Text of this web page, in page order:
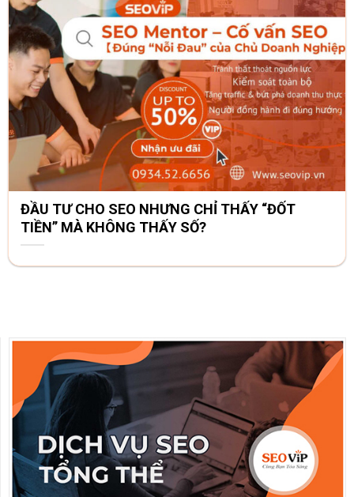
ĐẦU TƯ CHO SEO NHƯNG CHỈ THẤY “ĐỐT
TIỀN” MÀ KHÔNG THẤY SỐ?